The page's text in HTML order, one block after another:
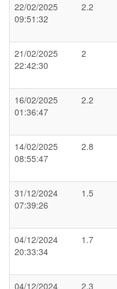
22/02/2025
09:51:32
2.2
21/02/2025
22:42:30
2
16/02/2025
01:36:47
2.2
14/02/2025
08:55:47
2.8
31/12/2024
07:39:26
1.5
04/12/2024
20:33:34
1.7
04/12/2024
2.3